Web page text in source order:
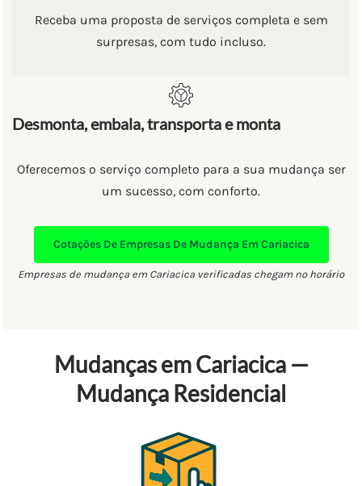
Receba uma proposta de serviços completa e sem
surpresas, com tudo incluso.
Desmonta, embala, transporta e monta
Oferecemos o serviço completo para a sua mudança ser
um sucesso, com conforto.
Cotações De Empresas De Mudança Em Cariacica
Empresas de mudança em Cariacica verificadas chegam no horário
Mudanças em Cariacica —
Mudança Residencial